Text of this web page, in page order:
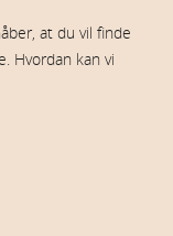
at du vil finde
Hvordan kan vi